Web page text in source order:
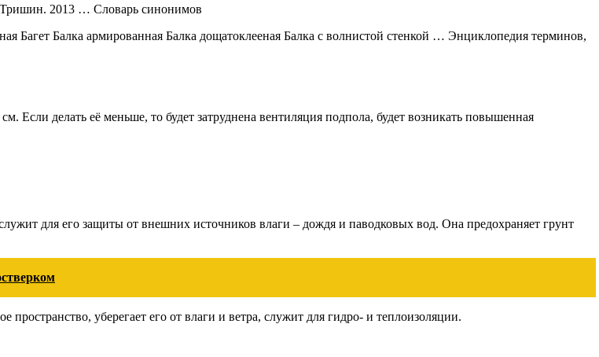
2013 … Словарь синонимов
Багет Балка армированная Балка дощатоклееная Балка с волнистой стенкой … Энциклопедия терминов,
Если делать её меньше, то будет затруднена вентиляция подпола, будет возникать повышенная
для его защиты от внешних источников влаги – дождя и паводковых вод. Она предохраняет грунт
уберегает его от влаги и ветра, служит для гидро- и теплоизоляции.